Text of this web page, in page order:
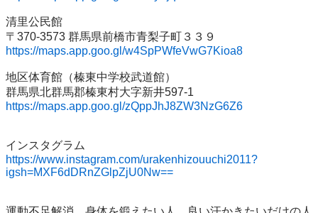
清里公民館
https://maps.app.goo.gl/w4SpPWfeVwG7Kioa8
地区体育館（榛東中学校武道館）
https://maps.app.goo.gl/zQppJhJ8ZW3NzG6Z6
https://www.instagram.com/urakenhizouuchi2011?
igsh=MXF6dDRnZGlpZjU0Nw==